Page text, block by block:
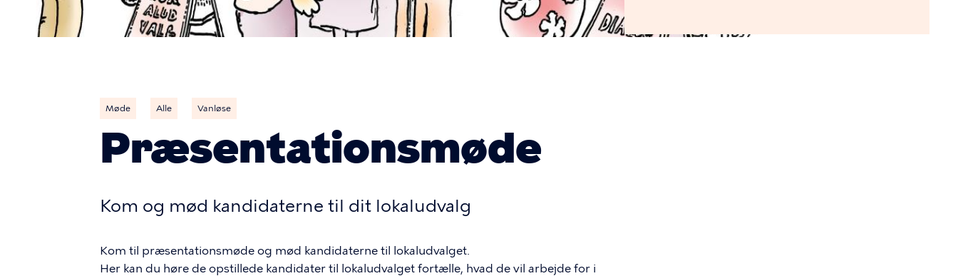
Møde Alle Vanløse
Præsentationsmøde
Kom og mød kandidaterne til dit lokaludvalg
Kom til præsentationsmøde og mød kandidaterne til lokaludvalget.
Her kan du høre de opstillede kandidater til lokaludvalget fortælle, hvad de vil arbejde for i